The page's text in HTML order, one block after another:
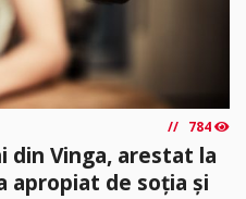
784
din Vinga, arestat la
apropiat de soția și